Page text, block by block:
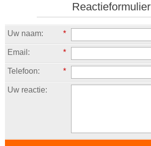
Reactieformulier
Uw naam: *
Email: *
Telefoon: *
Uw reactie: